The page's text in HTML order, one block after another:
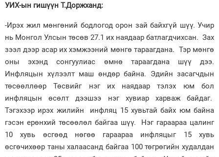
УИХ-ын гишүүн Т.Доржханд:
-Ирэх жил мөнгөний бодлогод орон зай байхгүй шүү. Учир
нь Монгол Улсын төсөв 27.1 их наядаар батлагдчихсан. Зах
зээл дээр асар их хэмжээний мөнгө тараагдана. Тэр мөнгө
оны эхэнд сонгуулиас өмнө тараагдана шүү дээ.
Инфляцын хүлээлт маш өндөр байна. Эдийн засагчдын
төсөөллөөр Төсвийг нэг их наядаар тэлэх юм бол
инфляцын өсөлт дээшээ нэг хувиар харваж байдаг.
Тэгэхээр ирэх жилийн инфляц 15 хувьтай байх юм байна
гэсэн ерөнхий төсөөлөл байгаа шүү. Нэг гараараа цалинг
10 хувь өсгөөд нөгөө гараараа инфляцыг 15 хувь
өсгөчихөөр таны халаасанд байгаа 100 төгрөгийн худалдан